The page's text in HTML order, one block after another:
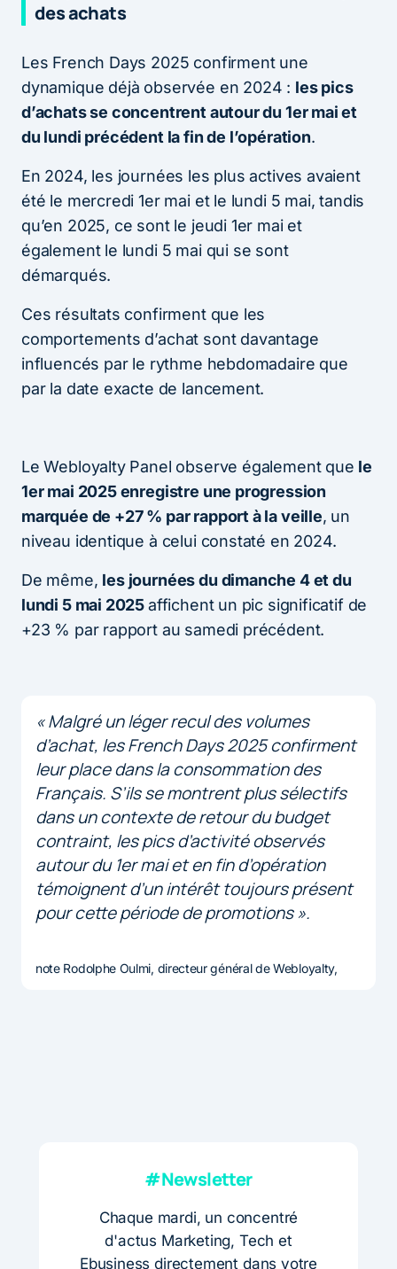
des achats
Les French Days 2025 confirment une
dynamique déjà observée en 2024 : les pics
d’achats se concentrent autour du 1er mai et
du lundi précédent la fin de l’opération.
En 2024, les journées les plus actives avaient
été le mercredi 1er mai et le lundi 5 mai, tandis
qu’en 2025, ce sont le jeudi 1er mai et
également le lundi 5 mai qui se sont
démarqués.
Ces résultats confirment que les
comportements d’achat sont davantage
influencés par le rythme hebdomadaire que
par la date exacte de lancement.
Le Webloyalty Panel observe également que le
1er mai 2025 enregistre une progression
marquée de +27 % par rapport à la veille, un
niveau identique à celui constaté en 2024.
De même, les journées du dimanche 4 et du
lundi 5 mai 2025affichent un pic significatif de
+23 % par rapport au samedi précédent.
« Malgré un léger recul des volumes
d’achat, les French Days 2025 confirment
leur place dans la consommation des
Français. S’ils se montrent plus sélectifs
dans un contexte de retour du budget
contraint, les pics d’activité observés
autour du 1er mai et en fin d’opération
témoignent d’un intérêt toujours présent
pour cette période de promotions ».
note Rodolphe Oulmi, directeur général de Webloyalty,
#Newsletter
Chaque mardi, un concentré
d'actus Marketing, Tech et
Ebusiness directement dans votre